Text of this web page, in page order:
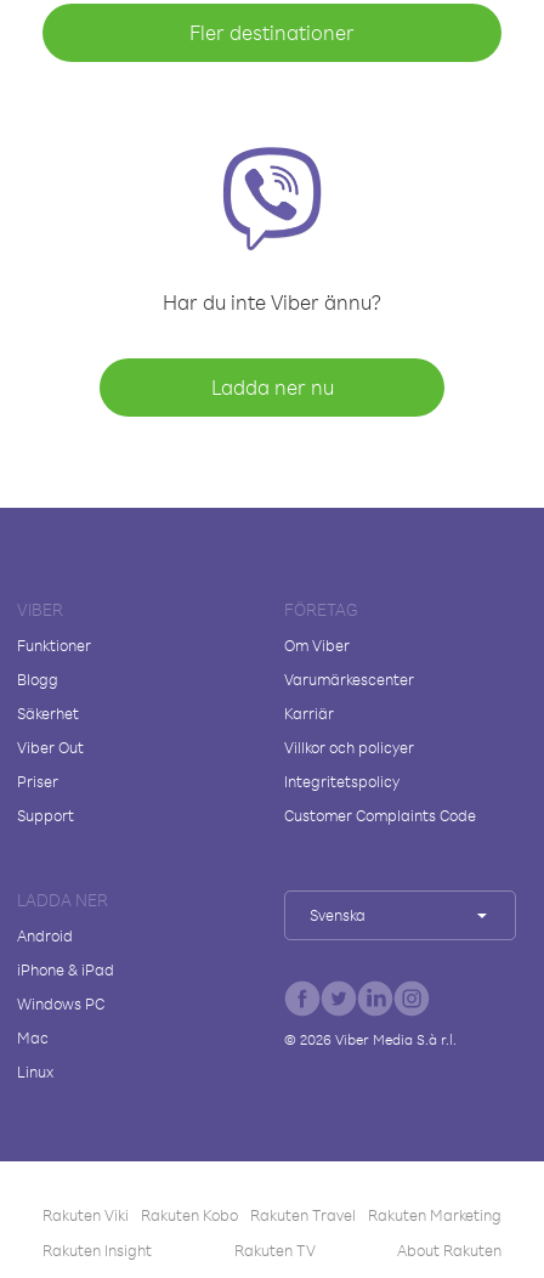
Fler destinationer
Har du inte Viber ännu?
Ladda ner nu
VIBER
Funktioner
Blogg
Säkerhet
Viber Out
Priser
Support
FÖRETAG
Om Viber
Varumärkescenter
Karriär
Villkor och policyer
Integritetspolicy
Customer Complaints Code
LADDA NER
Android
iPhone & iPad
Windows PC
Mac
Linux
Svenska
© 2026Viber Media S.à r.l.
Rakuten Viki Rakuten Kobo Rakuten Travel
Rakuten Marketing
Rakuten Insight
Rakuten TV About Rakuten